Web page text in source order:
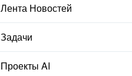
Лента Новостей
Задачи
Проекты AI